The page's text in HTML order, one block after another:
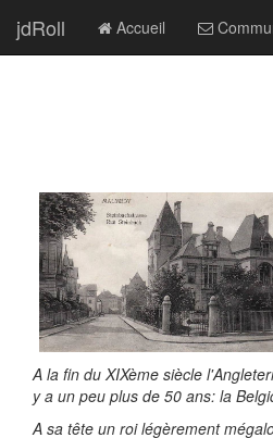
jdRoll Accueil
A la fin du XIXème siècle
y a un peu plus de 50 ans: la
A sa tête un roi légèrement